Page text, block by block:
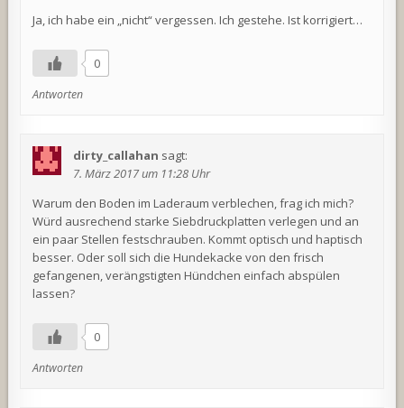
Ja, ich habe ein „nicht“ vergessen. Ich gestehe. Ist korrigiert…
0
Antworten
dirty_callahan sagt:
7. März 2017 um 11:28 Uhr
Warum den Boden im Laderaum verblechen, frag ich mich?
Würd ausrechend starke Siebdruckplatten verlegen und an
ein paar Stellen festschrauben. Kommt optisch und haptisch
besser. Oder soll sich die Hundekacke von den frisch
gefangenen, verängstigten Hündchen einfach abspülen
lassen?
0
Antworten